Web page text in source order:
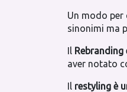
Un modo per
sinonimi ma
Il
aver notato
Il restyling è